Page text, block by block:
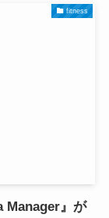
fitness
Manager』が